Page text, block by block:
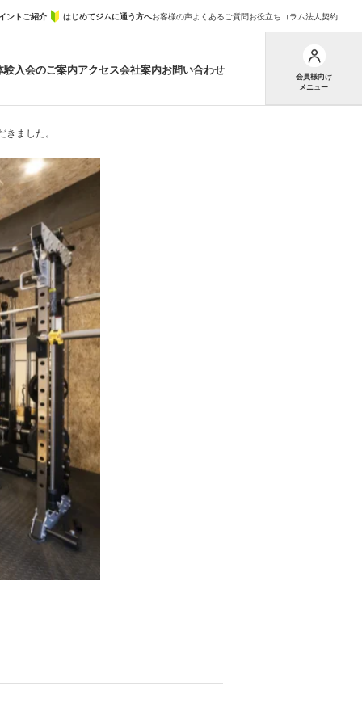
ントご紹介 はじめてジムに通う方へお客様の声よくあるご質問お役立ちコラム法人契約
験入会のご案内アクセス会社案内お問い合わせ
会員様向け
メニュー
ました。